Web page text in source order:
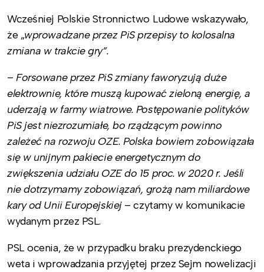
Wcześniej Polskie Stronnictwo Ludowe wskazywało,
że „wprowadzane przez PiS przepisy to kolosalna
zmiana w trakcie gry”.
–Forsowane przez PiS zmiany faworyzują duże
elektrownie, które muszą kupować zieloną energię, a
uderzają w farmy wiatrowe. Postępowanie polityków
PiS jest niezrozumiałe, bo rządzącym powinno
zależeć na rozwoju OZE. Polska bowiem zobowiązała
się w unijnym pakiecie energetycznym do
zwiększenia udziału OZE do 15 proc. w 2020 r. Jeśli
nie dotrzymamy zobowiązań, grożą nam miliardowe
kary od Unii Europejskiej – czytamy w komunikacie
wydanym przez PSL.
PSL ocenia, że w przypadku braku prezydenckiego
weta i wprowadzania przyjętej przez Sejm nowelizacji